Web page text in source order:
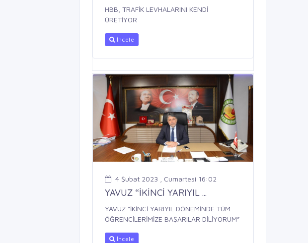
HBB, TRAFİK LEVHALARINI KENDİ
ÜRETİYOR
İncele
4 Şubat 2023 , Cumartesi 16:02
YAVUZ “İKİNCİ YARIYIL ...
YAVUZ “İKİNCİ YARIYIL DÖNEMİNDE TÜM
ÖĞRENCİLERİMİZE BAŞARILAR DİLİYORUM”
İncele